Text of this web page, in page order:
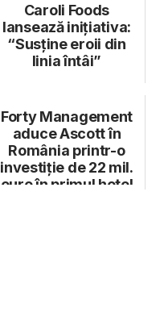
Caroli Foods
lansează inițiativa:
“Susține eroii din
linia întâi”
Forty Management
aduce Ascott în
România printr-o
investiție de 22 mil.
euro în primul hotel